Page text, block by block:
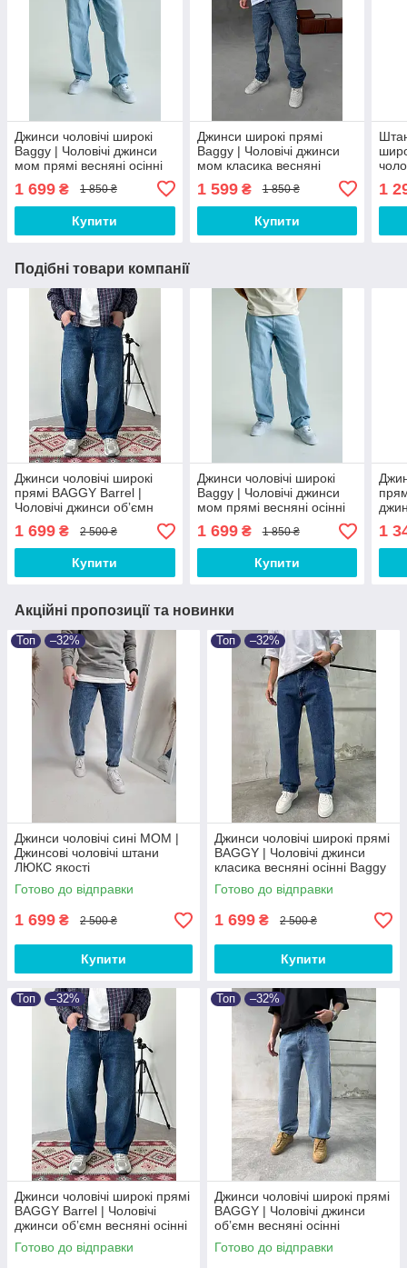
Джинси чоловічі широкі
Baggy | Чоловічі джинси
мом прямі весняні осінні
1 699 ₴ 1 850 ₴
Купити
Джинси широкі прямі
Baggy | Чоловічі джинси
мом класика весняні
1 599₴ 1 850 ₴
Купити
1
Подібні товари компанії
Джинси чоловічі широкі
прямі BAGGY Barrel |
Чоловічі джинси обʼємн
весняні осінні Baggy
1 699 ₴ 2 500 ₴
Купити
Джинси чоловічі широкі
Baggy | Чоловічі джинси
мом прямі весняні осінні
груф 544477
1 699₴ 1 850 ₴
Купити
1
Акційні пропозиції та новинки
Топ –32%
Джинси чоловічі сині MOM |
Джинсові чоловічі штани
ЛЮКС якості
Готово до відправки
1 699 ₴ 2 500 ₴
Купити
Топ –32%
Джинси чоловічі широкі прямі
BAGGY | Чоловічі джинси
класика весняні осінні Baggy
Готово до відправки
1 699 ₴ 2 500 ₴
Купити
Топ –32%
Джинси чоловічі широкі прямі
BAGGY Barrel | Чоловічі
джинси обʼємн весняні осінні
Baggy
Готово до відправки
Топ –32%
Джинси чоловічі широкі прямі
BAGGY | Чоловічі джинси
обʼємн весняні осінні
Туреччина
Готово до відправки